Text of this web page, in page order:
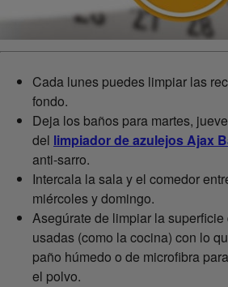
Cada lunes puedes limpiar las
fondo.
Deja los baños para martes,
del limpiador de azulejos Ajax
anti-sarro.
Intercala la sala y el comedor
miércoles y domingo.
Asegúrate de limpiar la
usadas (como la cocina) con lo
paño húmedo o de microfibra
el polvo.